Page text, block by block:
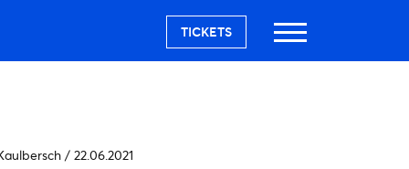
TICKETS
/ 22.06.2021